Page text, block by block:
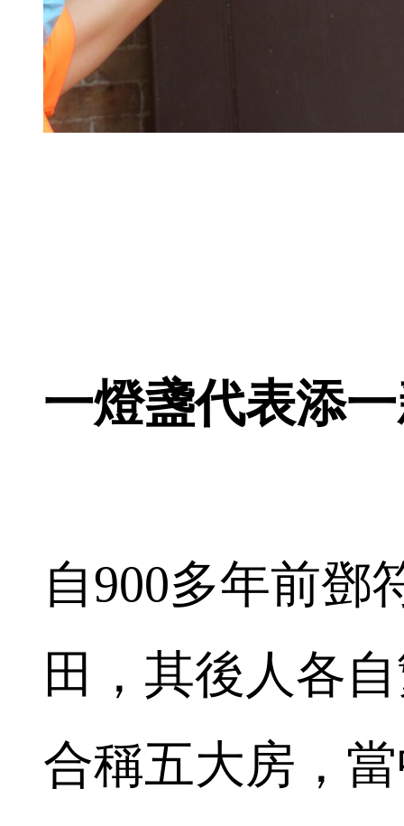
一燈盞代表添
自900多年前鄧
田，其後人各
合稱五大房，